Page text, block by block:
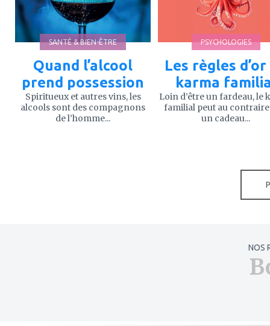
SANTÉ & BIEN-ÊTRE
Quand l’alcool
prend possession
Spiritueux et autres vins, les
alcools sont des compagnons
de l’homme...
PSYCHOLOGIES
Les règles d’or
karma
Loin d’être un fardeau, le
familial peut au
un cadeau...
NOS